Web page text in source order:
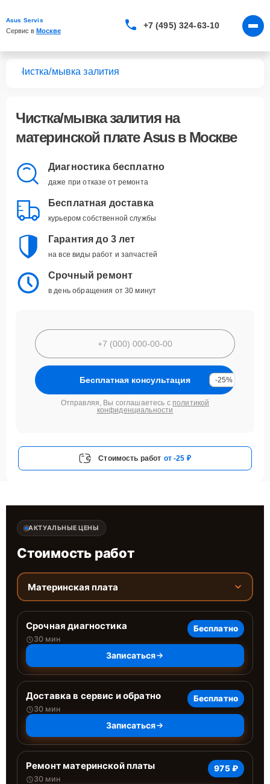
Asus Servis
Сервис в Москве
+7 (495) 324-63-10
Чистка/мывка залития
Чистка/мывка залитияна
материнской плате Asus в Москве
Диагностика бесплатно
даже при отказе от ремонта
Бесплатная доставка
курьером собственной службы
Гарантия до 3 лет
на все виды работ и запчастей
Срочный ремонт
в день обращения от 30 минут
Бесплатная консультация -25%
Отправляя, Вы соглашаетесь с политикой
конфиденциальности
Стоимость работ от -25 ₽
АКТУАЛЬНЫЕ ЦЕНЫ
Стоимость работ
Материнская плата
Срочная диагностика
30 мин
Бесплатно
Записаться
Доставка в сервис и обратно
30 мин
Бесплатно
Записаться
Ремонт материнской платы
30 мин
975 ₽